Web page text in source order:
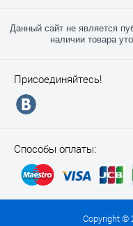
Данный сайт не является
наличии товара
Присоединяйтесь!
Способы оплаты:
Copyright ©